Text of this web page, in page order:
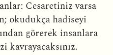
Cesaretiniz varsa
okudukça hadiseyi
görerek insanlara
kavrayacaksınız.